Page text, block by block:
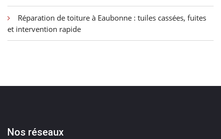
Réparation de toiture à Eaubonne : tuiles cassées, fuites
et intervention rapide
Nos réseaux